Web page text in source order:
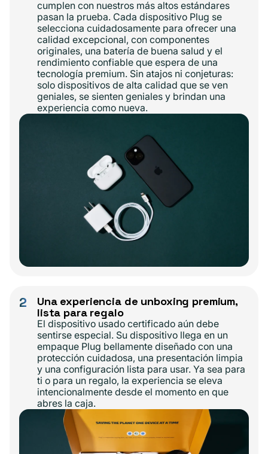
cumplen con nuestros más altos estándares
pasan la prueba. Cada dispositivo Plug se
selecciona cuidadosamente para ofrecer una
calidad excepcional, con componentes
originales, una batería de buena salud y el
rendimiento confiable que espera de una
tecnología premium. Sin atajos ni conjeturas:
solo dispositivos de alta calidad que se ven
geniales, se sienten geniales y brindan una
experiencia como nueva.
2
Una experiencia de unboxing premium,
lista para regalo
El dispositivo usado certificado aún debe
sentirse especial. Su dispositivo llega en un
empaque Plug bellamente diseñado con una
protección cuidadosa, una presentación limpia
y una configuración lista para usar. Ya sea para
ti o para un regalo, la experiencia se eleva
intencionalmente desde el momento en que
abres la caja.